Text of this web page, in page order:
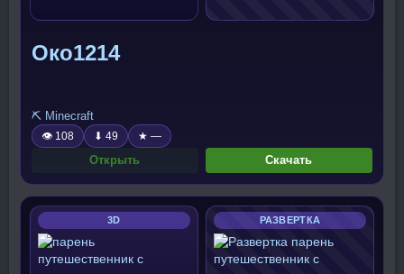
Око1214
⛏️ Minecraft
👁 108 ⬇ 49 ★ —
Открыть Скачать
3D РАЗВЕРТКА